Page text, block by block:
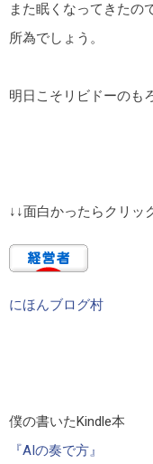
また眠くなってきたの
所為でしょう。
明日こそリビドーのも
↓↓面白かったらクリッ
にほんブログ村
僕の書いたKindle本
『AIの奏で方』